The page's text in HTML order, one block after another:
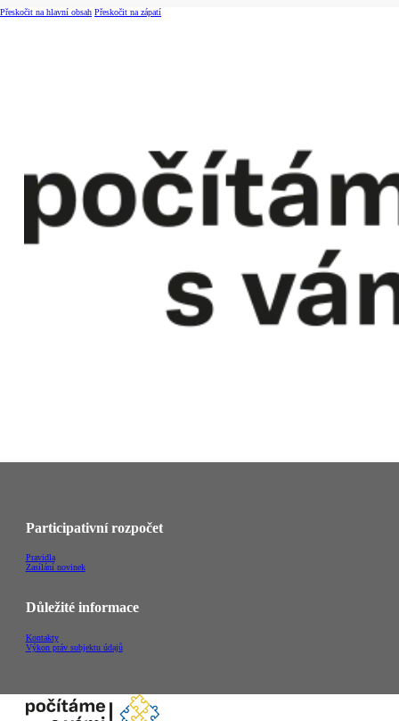
Přeskočit na hlavní obsah Přeskočit na zápatí
Participativní rozpočet
Pravidla
Zasílání novinek
Důležité informace
Kontakty
Výkon práv subjektu údajů